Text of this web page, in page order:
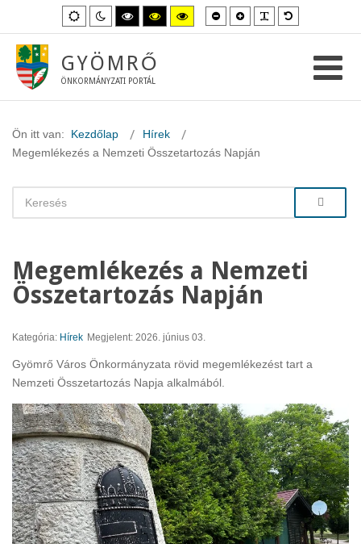
Alapértelmezett
mód
Éjszakai
mód
Magas
kontraszt
fekete-
mód.
Magas
kontraszt
fekete-
Magas
kontraszt
sárga-
Kisebb
betűméret
Nagyobb
betűméret
GYÖMRŐ
ÖNKORMÁNYZATI PORTÁL
Ön itt van: Kezdőlap
Hírek
Megemlékezés a Nemzeti Összetartozás Napján
Megemlékezés a Nemzeti
Összetartozás Napján
Kategória: Hírek Megjelent: 2026. június 03.
Gyömrő Város Önkormányzata rövid megemlékezést tart a
Nemzeti Összetartozás Napja alkalmából.